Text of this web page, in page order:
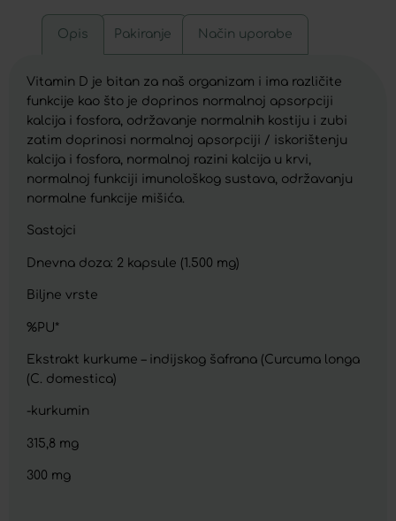
Opis Pakiranje Način uporabe
Vitamin D je bitan za naš organizam i ima različite
funkcije kao što je doprinos normalnoj apsorpciji
kalcija i fosfora, održavanje normalnih kostiju i zubi
zatim doprinosi normalnoj apsorpciji / iskorištenju
kalcija i fosfora, normalnoj razini kalcija u krvi,
normalnoj funkciji imunološkog sustava, održavanju
normalne funkcije mišića.
Sastojci
Dnevna doza: 2 kapsule (1.500 mg)
Biljne vrste
%PU*
Ekstrakt kurkume – indijskog šafrana (Curcuma longa
(C. domestica)
-kurkumin
315,8 mg
300 mg